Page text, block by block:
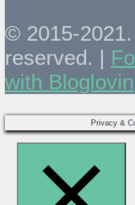
© 2015-
reserved. |
with Bloglovin
Privacy &